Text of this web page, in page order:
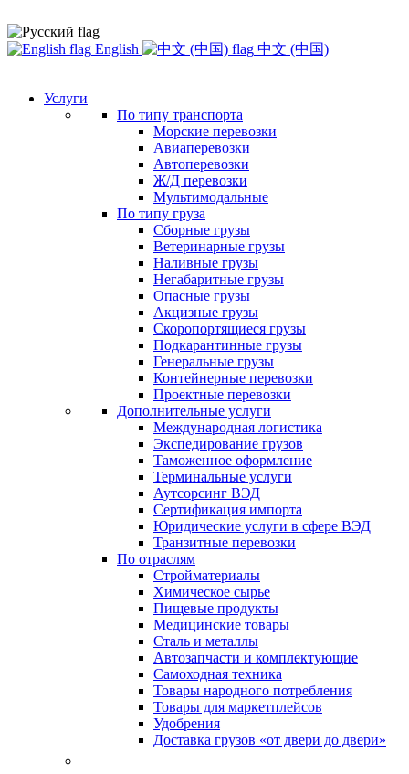
English 中文 (中国)
Услуги
По типу транспорта
Морские перевозки
Авиаперевозки
Автоперевозки
Ж/Д перевозки
Мультимодальные
По типу груза
Сборные грузы
Ветеринарные грузы
Наливные грузы
Негабаритные грузы
Опасные грузы
Акцизные грузы
Скоропортящиеся грузы
Подкарантинные грузы
Генеральные грузы
Контейнерные перевозки
Проектные перевозки
Дополнительные услуги
Международная логистика
Экспедирование грузов
Таможенное оформление
Терминальные услуги
Аутсорсинг ВЭД
Сертификация импорта
Юридические услуги в сфере ВЭД
Транзитные перевозки
По отраслям
Стройматериалы
Химическое сырье
Пищевые продукты
Медицинские товары
Сталь и металлы
Автозапчасти и комплектующие
Самоходная техника
Товары народного потребления
Товары для маркетплейсов
Удобрения
Доставка грузов «от двери до двери»